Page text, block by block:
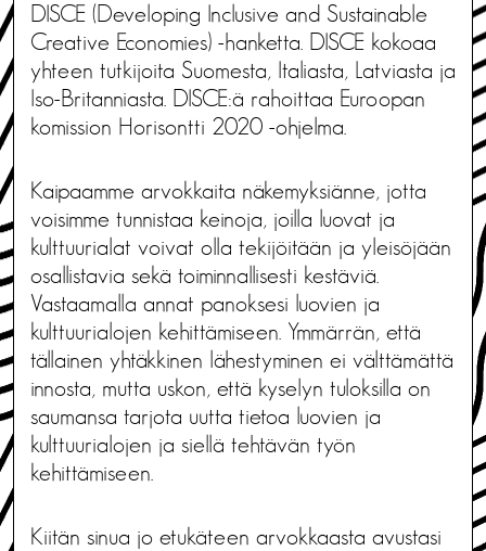
DISCE (Developing Inclusive and Sustainable
Creative Economies) -hanketta. DISCE kokoaa
yhteen tutkijoita Suomesta, Italiasta, Latviasta ja
Iso-Britanniasta. DISCE:ä rahoittaa Euroopan
komission Horisontti 2020 -ohjelma.
Kaipaamme arvokkaita näkemyksiänne, jotta
voisimme tunnistaa keinoja, joilla luovat ja
kulttuurialat voivat olla tekijöitään ja yleisöjään
osallistavia sekä toiminnallisesti kestäviä.
Vastaamalla annat panoksesi luovien ja
kulttuurialojen kehittämiseen. Ymmärrän, että
tällainen yhtäkkinen lähestyminen ei välttämättä
innosta, mutta uskon, että kyselyn tuloksilla on
saumansa tarjota uutta tietoa luovien ja
kulttuurialojen ja siellä tehtävän työn
kehittämiseen.
Kiitän sinua jo etukäteen arvokkaasta avustasi